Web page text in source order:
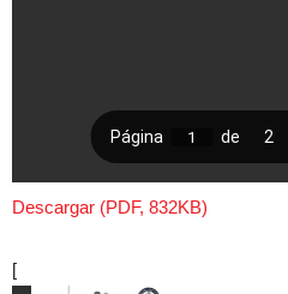
Descargar (PDF, 832KB)
[